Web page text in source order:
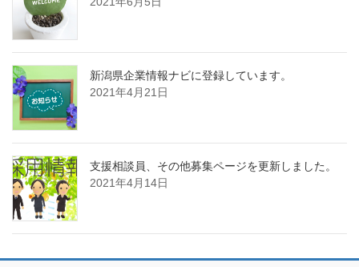
新潟県企業情報ナビに登録しています。
2021年4月21日
支援相談員、その他募集ページを更新しました。
2021年4月14日